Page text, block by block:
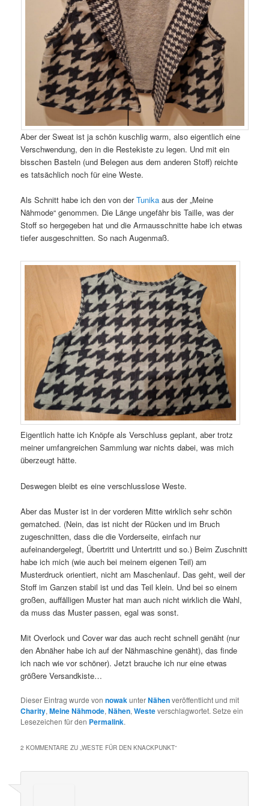
Aber der Sweat ist ja schön kuschlig warm, also eigentlich eine
Verschwendung, den in die Restekiste zu legen. Und mit ein
bisschen Basteln (und Belegen aus dem anderen Stoff) reichte
es tatsächlich noch für eine Weste.
Als Schnitt habe ich den von derTunika aus der „Meine
Nähmode“ genommen. Die Länge ungefähr bis Taille, was der
Stoff so hergegeben hat und die Armausschnitte habe ich etwas
tiefer ausgeschnitten. So nach Augenmaß.
Eigentlich hatte ich Knöpfe als Verschluss geplant, aber trotz
meiner umfangreichen Sammlung war nichts dabei, was mich
überzeugt hätte.
Deswegen bleibt es eine verschlusslose Weste.
Aber das Muster ist in der vorderen Mitte wirklich sehr schön
gematched. (Nein, das ist nicht der Rücken und im Bruch
zugeschnitten, dass die die Vorderseite, einfach nur
aufeinandergelegt, Übertritt und Untertritt und so.) Beim Zuschnitt
habe ich mich (wie auch bei meinem eigenen Teil) am
Musterdruck orientiert, nicht am Maschenlauf. Das geht, weil der
Stoff im Ganzen stabil ist und das Teil klein. Und bei so einem
großen, auffälligen Muster hat man auch nicht wirklich die Wahl,
da muss das Muster passen, egal was sonst.
Mit Overlock und Cover war das auch recht schnell genäht (nur
den Abnäher habe ich auf der Nähmaschine genäht), das finde
ich nach wie vor schöner). Jetzt brauche ich nur eine etwas
größere Versandkiste…
Dieser Eintrag wurde vonnowakunterNähenveröffentlicht und mit
Charity,Meine Nähmode,Nähen,Westeverschlagwortet. Setze ein
Lesezeichen für den Permalink.
2 KOMMENTARE ZU „WESTE FÜR DEN KNACKPUNKT“